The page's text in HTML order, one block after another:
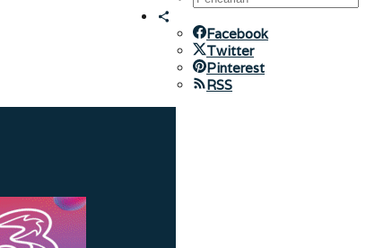
Facebook
Twitter
Pinterest
RSS